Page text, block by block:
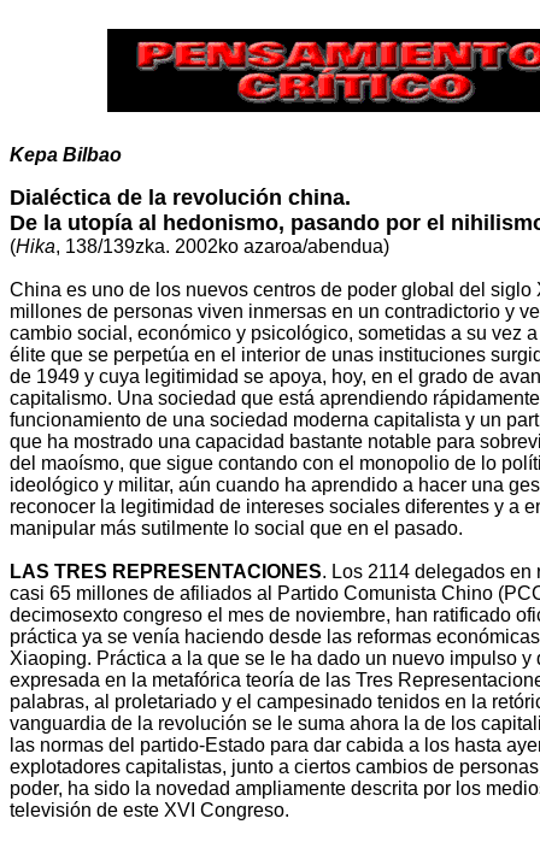
Kepa Bilbao
Dialéctica de la revolución china.
De la utopía al hedonismo, pasando por el
(Hika, 138/139zka. 2002ko azaroa/abendua)
China es uno de los nuevos centros de poder global del siglo
millones de personas viven inmersas en un contradictorio y
cambio social, económico y psicológico, sometidas a su vez
élite que se perpetúa en el interior de unas instituciones
de 1949 y cuya legitimidad se apoya, hoy, en el grado de
capitalismo. Una sociedad que está aprendiendo
funcionamiento de una sociedad moderna capitalista y un
que ha mostrado una capacidad bastante notable para
del maoísmo, que sigue contando con el monopolio de lo
ideológico y militar, aún cuando ha aprendido a hacer una
reconocer la legitimidad de intereses sociales diferentes y a
manipular más sutilmente lo social que en el pasado.
LAS TRES REPRESENTACIONES. Los 2114 delegados
casi 65 millones de afiliados al Partido Comunista Chino
decimosexto congreso el mes de noviembre, han ratificado
práctica ya se venía haciendo desde las reformas
Xiaoping. Práctica a la que se le ha dado un nuevo impulso y
expresada en la metafórica teoría de las Tres
palabras, al proletariado y el campesinado tenidos en la
vanguardia de la revolución se le suma ahora la de los
las normas del partido-Estado para dar cabida a los hasta
explotadores capitalistas, junto a ciertos cambios de
poder, ha sido la novedad ampliamente descrita por los
televisión de este XVI Congreso.